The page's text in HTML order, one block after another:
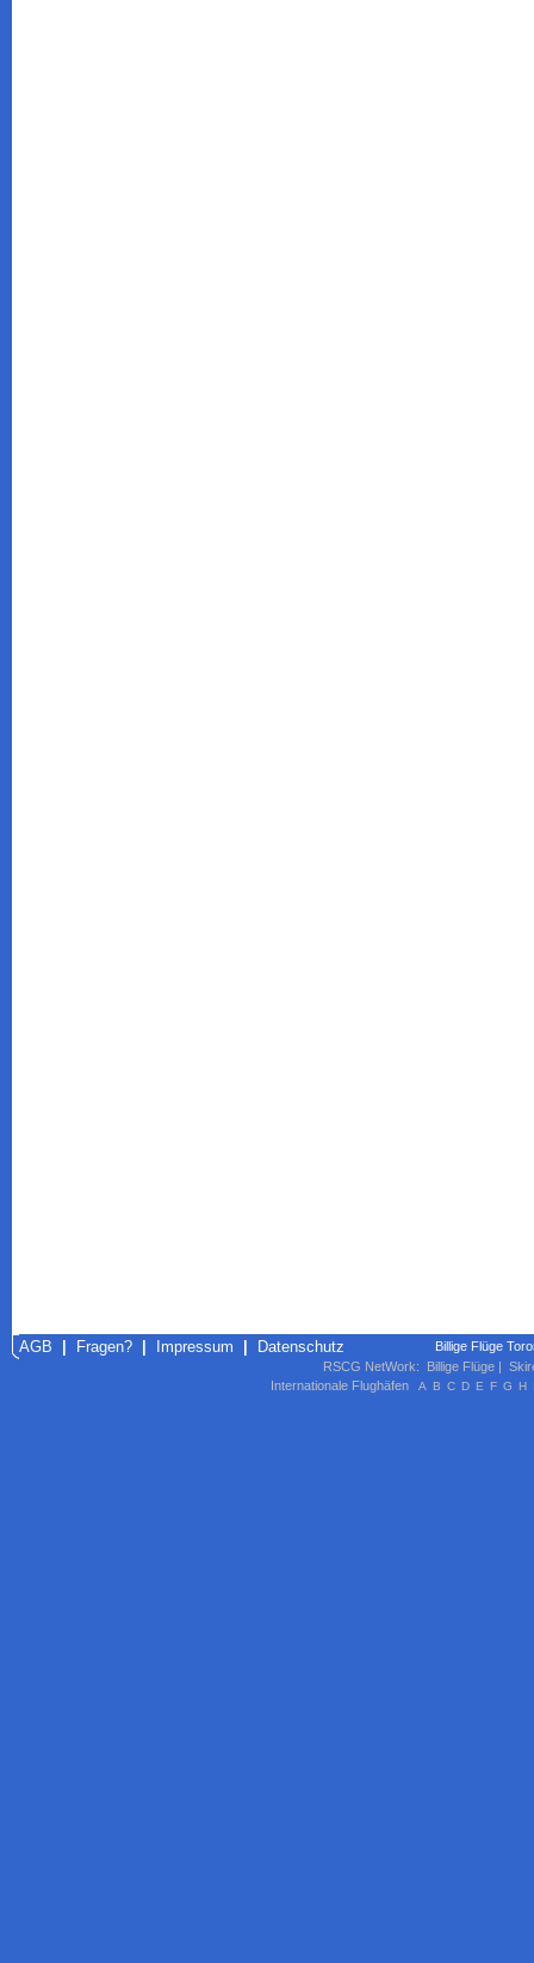
AGB Fragen? Impressum Datenschutz
Billige Flüge
RSCG NetWork: Billige Flüge |
Internationale Flughäfen
A B C D E F G H